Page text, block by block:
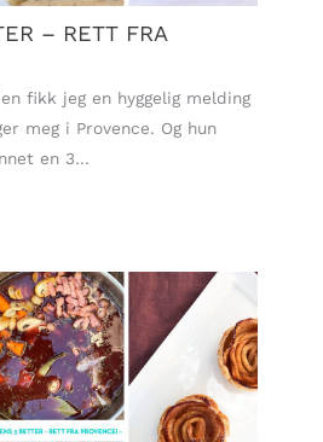
– RETT FRA
fikk jeg en hyggelig melding
meg i Provence. Og hun
en 3…